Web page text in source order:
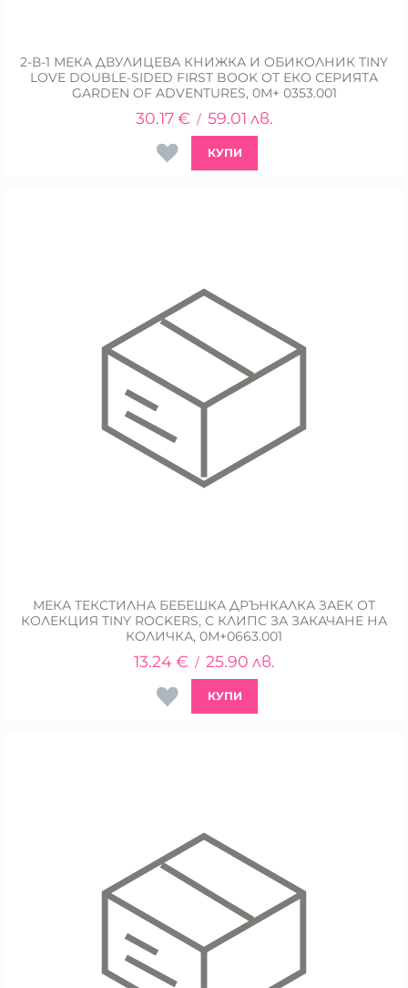
2-В-1 МЕКА ДВУЛИЦЕВА КНИЖКА И ОБИКОЛНИК TINY
LOVE DOUBLE-SIDED FIRST BOOK ОТ ЕКО СЕРИЯТА
GARDEN OF ADVENTURES, 0М+ 0353.001
30.17 € / 59.01 лв.
КУПИ
МЕКА ТЕКСТИЛНА БЕБЕШКА ДРЪНКАЛКА ЗАЕК ОТ
КОЛЕКЦИЯ TINY ROCKERS, С КЛИПС ЗА ЗАКАЧАНЕ НА
КОЛИЧКА, 0М+0663.001
13.24 € / 25.90 лв.
КУПИ